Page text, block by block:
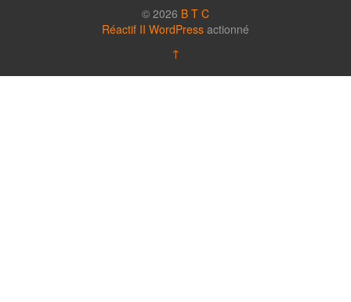
© 2026 B T C
Réactif II WordPress actionné
↑